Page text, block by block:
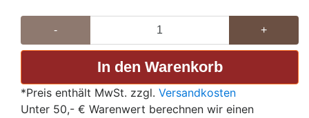
- +
*Preis enthält MwSt. zzgl. Versandkosten
Unter 50,- € Warenwert berechnen wir einen